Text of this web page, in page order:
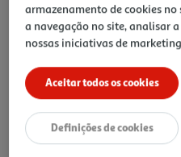
Nome e Morada
SAS OIA, 200, rue de la
Precauções Utilização
N/A
armazenamento de cookies
a navegação no site, analisar
nossas iniciativas de
Aceitar todos os cookies
Definições de cookies